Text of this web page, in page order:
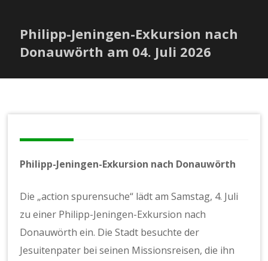
Philipp-Jeningen-Exkursion nach
Donauwörth am 04. Juli 2026
Philipp-Jeningen-Exkursion nach Donauwörth
Die „action spurensuche“ lädt am Samstag, 4. Juli
zu einer Philipp-Jeningen-Exkursion nach
Donauwörth ein. Die Stadt besuchte der
Jesuitenpater bei seinen Missionsreisen, die ihn